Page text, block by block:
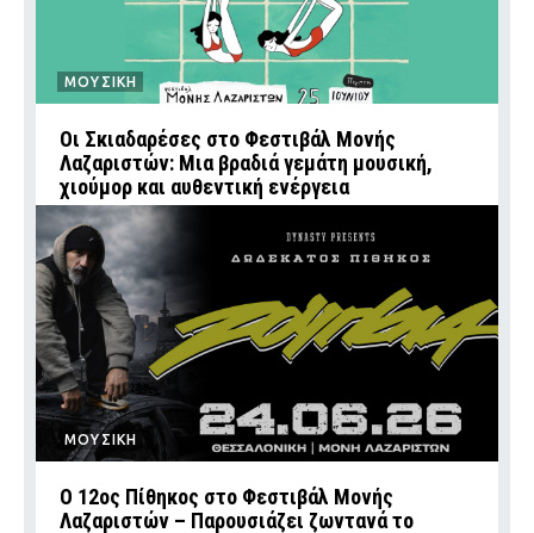
ΜΟΥΣΙΚΗ
Οι Σκιαδαρέσες στο Φεστιβάλ Μονής
Λαζαριστών: Μια βραδιά γεμάτη μουσική,
χιούμορ και αυθεντική ενέργεια
ΜΟΥΣΙΚΗ
Ο 12ος Πίθηκος στο Φεστιβάλ Μονής
Λαζαριστών – Παρουσιάζει ζωντανά το